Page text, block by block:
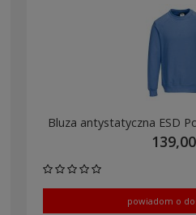
Bluza antystatyczna ESD
powiadom o